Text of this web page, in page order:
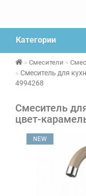
Категории
Смесители
Смеситель для
4994268
Смеситель
цвет-
NEW